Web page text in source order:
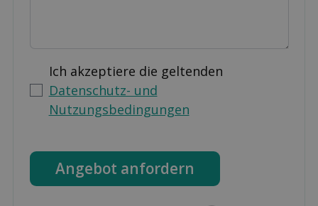
Ich akzeptiere die geltenden
Datenschutz- und
Nutzungsbedingungen
Angebot anfordern